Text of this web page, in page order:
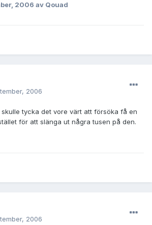
2006 av Qouad
2006
tycka det vore värt att försöka få en
för att slänga ut några tusen på den.
2006